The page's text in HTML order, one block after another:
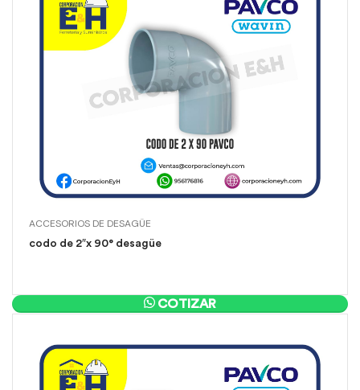
ACCESORIOS DE DESAGÜE
codo de 2″x 90° desagüe
COTIZAR